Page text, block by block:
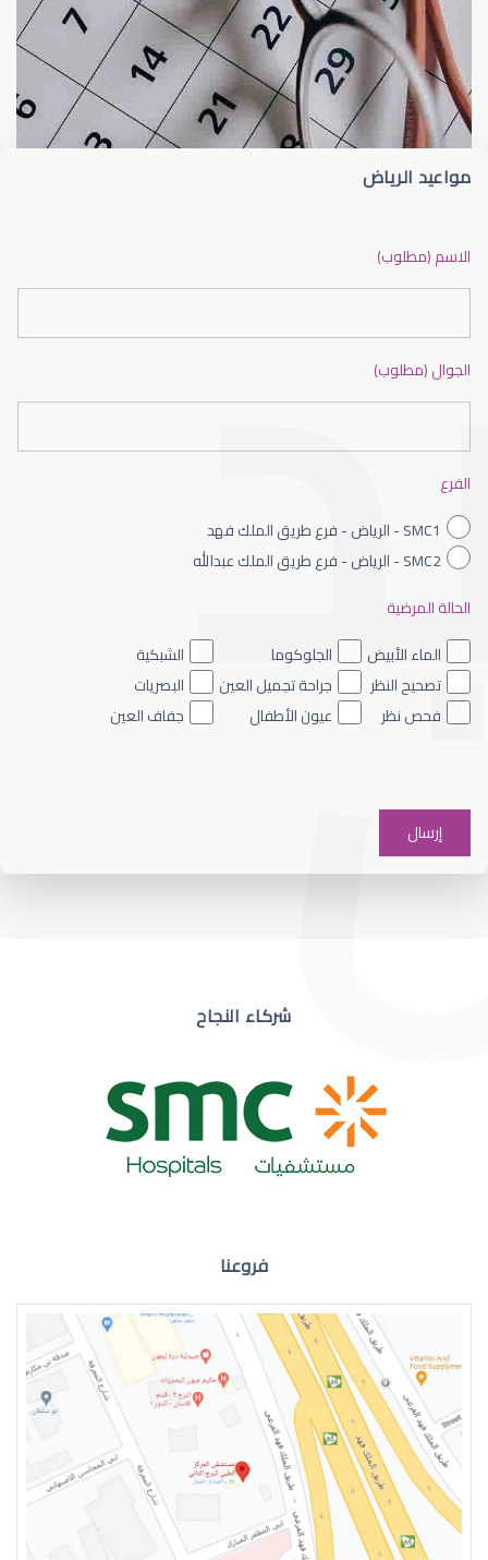
قلوبال لرعاية العين ضعف نظر
ضعف نظر الاطفال
ضعف نظر العين اليسرى
ضعف نظر مفاجئ
ضعف نظر في العين اليسرى
مواعيد الرياض
الاسم (مطلوب)
الجوال (مطلوب)
الفرع
SMC1 - الرياض - فرع طريق الملك فهد
SMC2 - الرياض - فرع طريق الملك عبدالله
الحالة المرضية
الماء الأبيض
الجلوكوما
الشبكية
تصحيح النظر
جراحة تجميل العين
البصريات
فحص نظر
عيون الأطفال جفاف العين
شركاء النجاح
فروعنا